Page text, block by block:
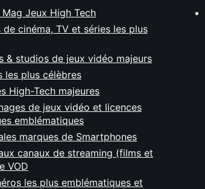
Mag Jeux High Tech
de cinéma, TV et séries les plus
& studios de jeux vidéo majeurs
les plus célèbres
High-Tech majeures
de jeux vidéo et licences
emblématiques
marques de Smartphones
canaux de streaming (films et
VOD
les plus emblématiques et